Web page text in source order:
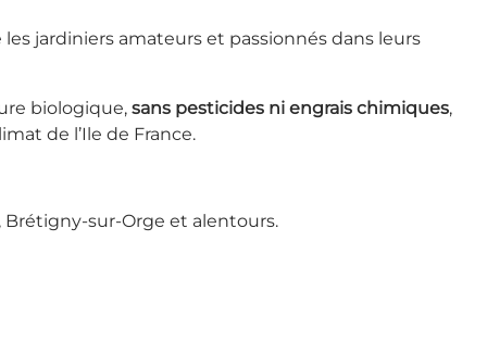
jardiniers amateurs et passionnés dans leurs
biologique, sans pesticides ni engrais chimiques,
de l’Ile de France.
Brétigny-sur-Orge et alentours.